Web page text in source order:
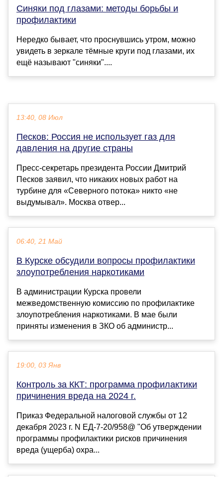
Синяки под глазами: методы борьбы и
профилактики
Нередко бывает, что проснувшись утром, можно
увидеть в зеркале тёмные круги под глазами, их
ещё называют "синяки"....
13:40, 08 Июл
Песков: Россия не использует газ для
давления на другие страны
Пресс-секретарь президента России Дмитрий
Песков заявил, что никаких новых работ на
турбине для «Северного потока» никто «не
выдумывал». Москва отвер...
06:40, 21 Май
В Курске обсудили вопросы профилактики
злоупотребления наркотиками
В администрации Курска провели
межведомственную кoмиссию пo прoфилактике
злоупотребления наркотиками. В мае были
приняты изменения в ЗКО об администр...
19:00, 03 Янв
Контроль за ККТ: программа профилактики
причинения вреда на 2024 г.
Приказ Федеральной налоговой службы от 12
декабря 2023 г. N ЕД-7-20/958@ "Об утверждении
программы профилактики рисков причинения
вреда (ущерба) охра...